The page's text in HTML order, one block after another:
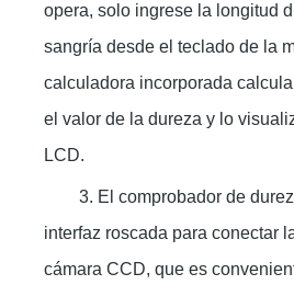
opera, solo ingrese la longitud
sangría desde el teclado de la
calculadora incorporada
el valor de la dureza y lo
LCD.
3. El comprobador de
interfaz roscada para conectar
cámara CCD, que es